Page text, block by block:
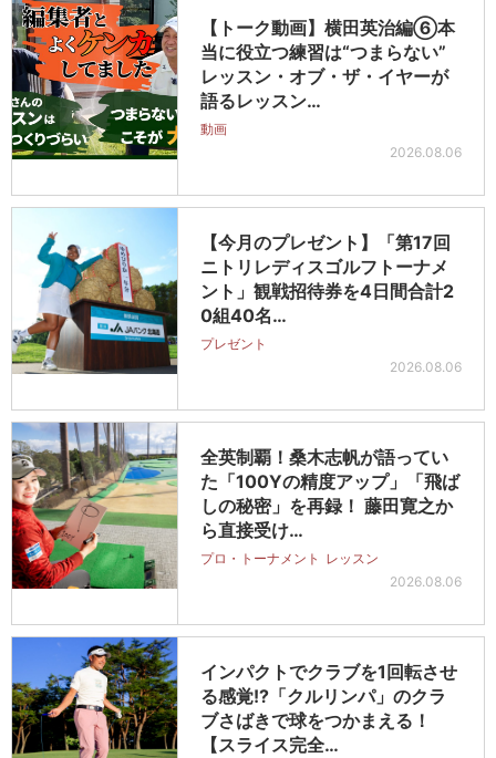
【トーク動画】横田英治編⑥本
当に役立つ練習は“つまらない”
レッスン・オブ・ザ・イヤーが
語るレッスン…
動画
2026.08.06
【今月のプレゼント】「第17回
ニトリレディスゴルフトーナメ
ント」観戦招待券を4日間合計2
0組40名…
プレゼント
2026.08.06
全英制覇！桑木志帆が語ってい
た「100Yの精度アップ」「飛ば
しの秘密」を再録！ 藤田寛之か
ら直接受け…
プロ・トーナメント レッスン
2026.08.06
インパクトでクラブを1回転させ
る感覚!?「クルリンパ」のクラ
ブさばきで球をつかまえる！
【スライス完全…